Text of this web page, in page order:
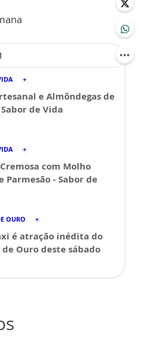
e Almôndegas de
de Vida
com Molho
Parmesão - Sabor de
OURO
é atração inédita do
de Ouro deste sábado